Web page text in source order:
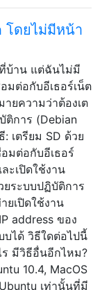
โดยไม่มีหน้า
บ้าน แต่ฉันไม่มี
มต่อกับอีเธอร์เน็ต
ยความว่าต้องเต
ติการ (Debian
เตรียม SD ด้วย
มต่อกับอีเธอร์
ะเปิดใช้งาน
ยระบบปฏิบัติการ
ยเปิดใช้งาน
address ของ
บได้ วิธีใดต่อไปนี้
ร มีวิธีอื่นอีกไหม?
10.4, MacOS
เท่านั้นที่มี